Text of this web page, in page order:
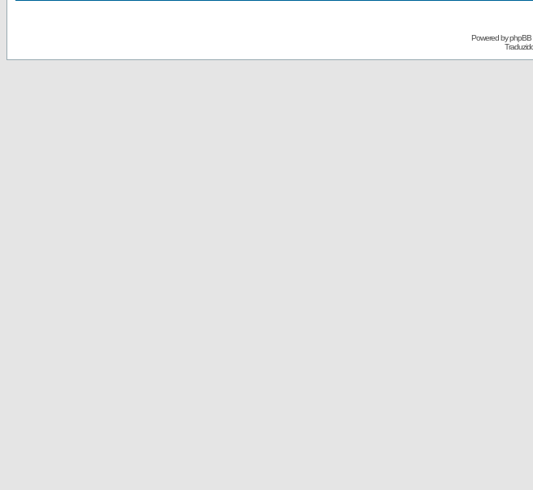
Powered byphpBB